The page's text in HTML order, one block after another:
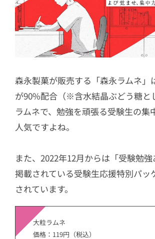
森永製菓が販売する「森永ラムネ」
が90%配合（※含水結晶ぶどう糖と
ラムネで、勉強を頑張る受験生の集
人気ですよね。
また、2022年12月からは「受験勉
掲載されている受験生応援特別パッ
されています。
大粒ラムネ
価格：119円（税込）